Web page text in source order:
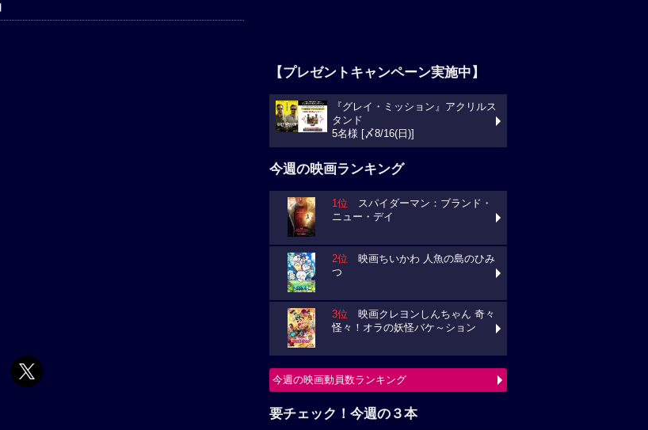
【プレゼントキャンペーン実施中】
『グレイ・ミッション』アクリルス
タンド
5名様 [〆8/16(日)]
今週の映画ランキング
1位 スパイダーマン：ブランド・
ニュー・デイ
2位 映画ちいかわ 人魚の島のひみ
つ
3位 映画クレヨンしんちゃん 奇々
怪々！オラの妖怪バケ～ション
今週の映画動員数ランキング
要チェック！今週の３本